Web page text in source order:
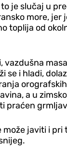
je slučaj u
more, jer
toplija od
vazdušna
se i hladi,
a u
praćen
može javiti i